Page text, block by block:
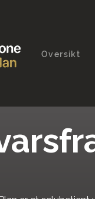
Oversikt